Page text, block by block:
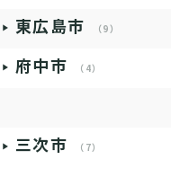
東広島市 （9）
府中市 （4）
三次市 （7）